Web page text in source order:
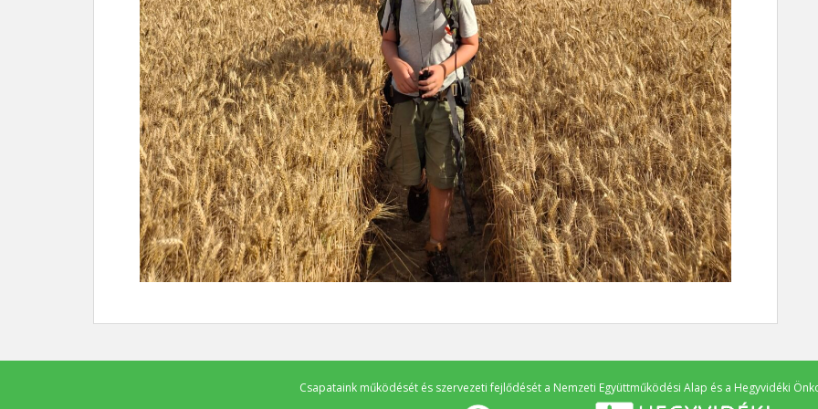
Csapataink működését és szervezeti fejlődését a Nemzeti Együttműködési Alap és a Hegyvidéki